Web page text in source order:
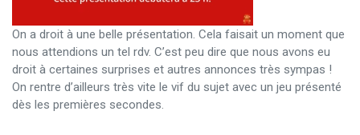
On a droit à une belle présentation. Cela faisait un moment que
nous attendions un tel rdv. C’est peu dire que nous avons eu
droit à certaines surprises et autres annonces très sympas !
On rentre d’ailleurs très vite le vif du sujet avec un jeu présenté
dès les premières secondes.